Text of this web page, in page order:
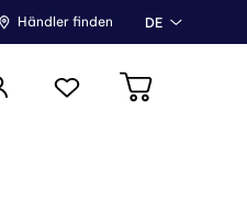
Händler finden DE